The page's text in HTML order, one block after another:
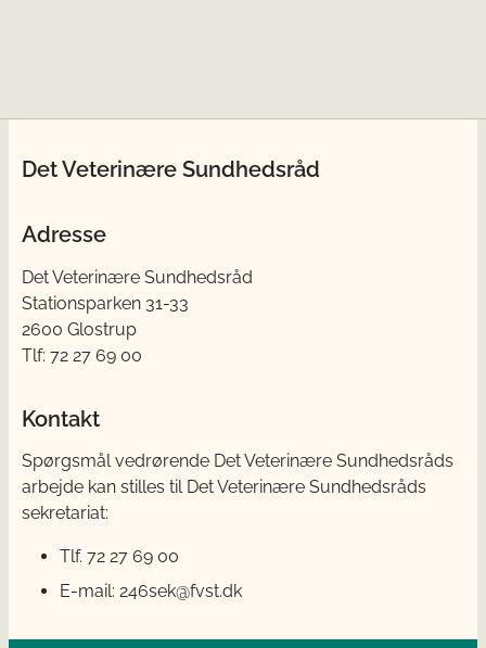
Det Veterinære Sundhedsråd
Adresse
Det Veterinære Sundhedsråd
Stationsparken 31-33
2600 Glostrup
Tlf: 72 27 69 00
Kontakt
Spørgsmål vedrørende Det Veterinære Sundhedsråds
arbejde kan stilles til Det Veterinære Sundhedsråds
sekretariat:
Tlf. 72 27 69 00
E-mail: 246sek@fvst.dk